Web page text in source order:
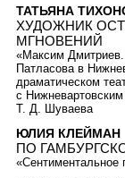
ТАТЬЯНА
ХУДОЖНИК
МГНОВЕНИЙ
«Максим
Патласова в
драматическом
с
Т. Д. Шуваева
ЮЛИЯ КЛЕЙМАН
ПО
«Сентиментальное